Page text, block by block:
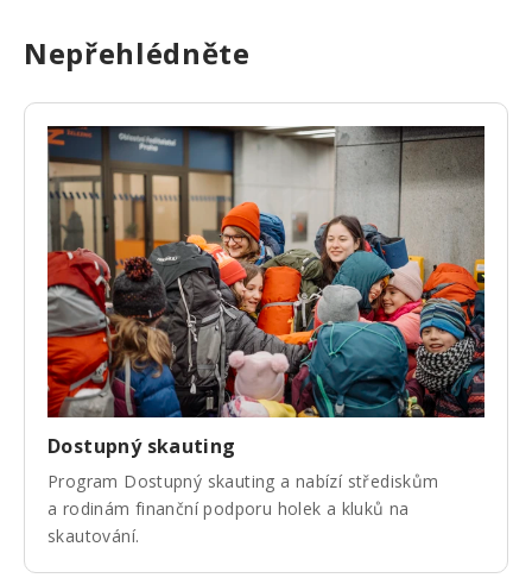
Nepřehlédněte
Dostupný skauting
Program Dostupný skauting a nabízí střediskům
a rodinám finanční podporu holek a kluků na
skautování.